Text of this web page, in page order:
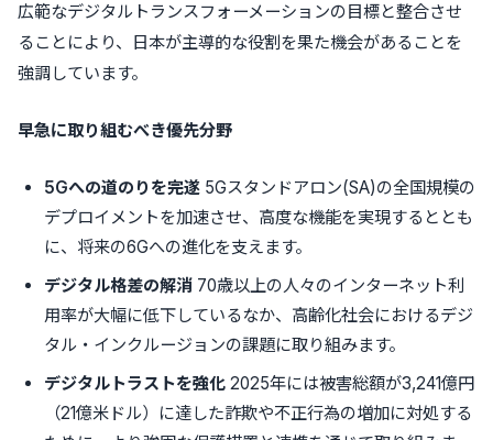
広範なデジタルトランスフォーメーションの目標と整合させ
ることにより、日本が主導的な役割を果た機会があることを
強調しています。
早急に取り組むべき優先分野
5Gへの道のりを完遂 5Gスタンドアロン(SA)の全国規模の
デプロイメントを加速させ、高度な機能を実現するととも
に、将来の6Gへの進化を支えます。
デジタル格差の解消 70歳以上の人々のインターネット利
用率が大幅に低下しているなか、高齢化社会におけるデジ
タル・インクルージョンの課題に取り組みます。
デジタルトラストを強化 2025年には被害総額が3,241億円
（21億米ドル）に達した詐欺や不正行為の増加に対処する